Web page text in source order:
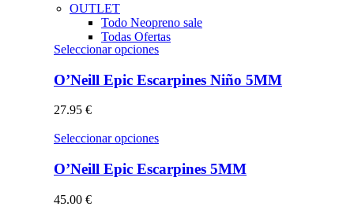
OUTLET
Todo Neopreno sale
Todas Ofertas
Seleccionar opcionesEste
tiene
múltiples
opciones
se
pueden
elegir
O’Neill Epic Escarpines Niño 5MM
27.95 €
Seleccionar opcionesEste
tiene
múltiples
O’Neill Epic Escarpines 5MM
45.00 €